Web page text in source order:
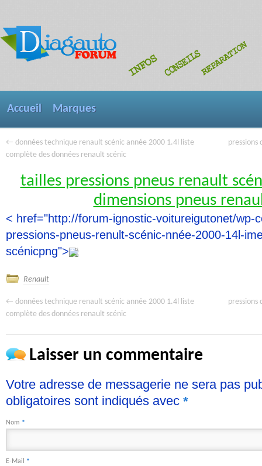
Accueil Marques
← données technique renault scénic année 2000 1.4l liste
complète des données renault scénic
pressions
tailles pressions pneus renault
dimensions pneus
< href="http://forum-ignostic-voitureigutonet/wp-
pressions-pneus-renult-scénic-nnée-2000-14l-
scénicpng">
Renault
← données technique renault scénic année 2000 1.4l liste
complète des données renault scénic
pressions
Laisser un commentaire
Votre adresse de messagerie ne sera pas
obligatoires sont indiqués avec *
Nom *
E-Mail *